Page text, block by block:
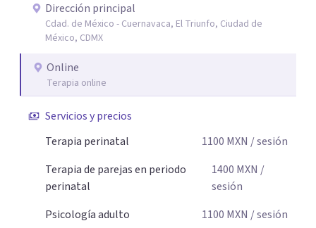
que buscar ayuda psicológica es un acto de valentía y
autocuidado. Mi objetivo es acompañarte para que puedas
comprender mejor lo que estás viviendo, fortalecer tus
recursos personales y construir una vida más plena y
congruente con tus necesidades y valores.
Dirección principal
Cdad. de México - Cuernavaca, El Triunfo, Ciudad de
México, CDMX
Online
Terapia online
Servicios y precios
Terapia perinatal
1100 MXN / sesión
Terapia de parejas en periodo
perinatal
1400 MXN /
sesión
Psicología adulto
1100 MXN / sesión